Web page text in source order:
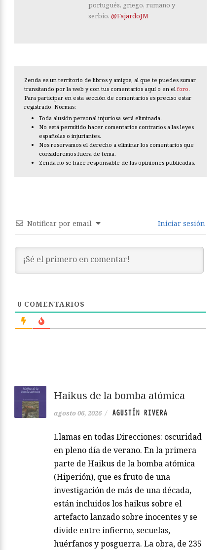
portugués, griego, rumano y
serbio. @FajardoJM
Zenda es un territorio de libros y amigos, al que te puedes sumar
transitando por la web y con tus comentarios aquí o en el foro.
Para participar en esta sección de comentarios es preciso estar
registrado. Normas:
Toda alusión personal injuriosa será eliminada.
No está permitido hacer comentarios contrarios a las leyes
españolas o injuriantes.
Nos reservamos el derecho a eliminar los comentarios que
consideremos fuera de tema.
Zenda no se hace responsable de las opiniones publicadas.
Notificar por email Iniciar sesión
0 COMENTARIOS
Haikus de la bomba atómica
agosto 06, 2026 / AGUSTÍN RIVERA
Llamas en todas Direcciones: oscuridad
en pleno día de verano. En la primera
parte de Haikus de la bomba atómica
(Hiperión), que es fruto de una
investigación de más de una década,
están incluidos los haikus sobre el
artefacto lanzado sobre inocentes y se
divide entre infierno, secuelas,
huérfanos y posguerra. La obra, de 235